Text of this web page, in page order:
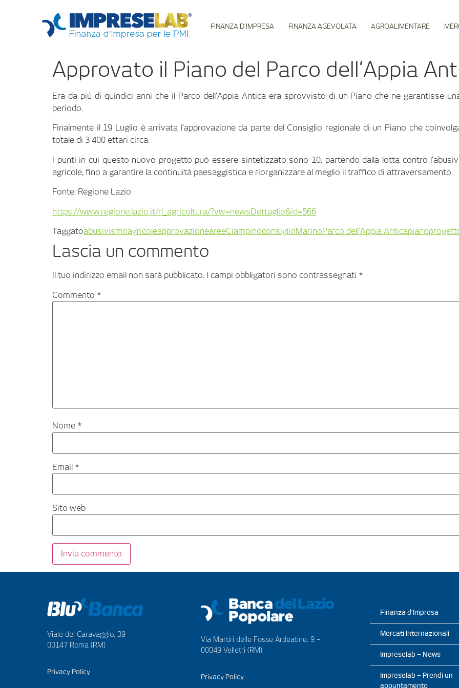
FINANZA D’IMPRESA FINANZA AGEVOLATA AGROALIMENTARE
Approvato il Piano del Parco dell’Appia
Era da più di quindici anni che il Parco dell’Appia Antica era sprovvisto di un Piano che ne garantisse
periodo.
Finalmente il 19 Luglio è arrivata l’approvazione da parte del Consiglio regionale di un Piano che
totale di 3 400 ettari circa.
I punti in cui questo nuovo progetto può essere sintetizzato sono 10, partendo dalla lotta contro
agricole, fino a garantire la continuità paesaggistica e riorganizzare al meglio il traffico di attraversamento.
Fonte: Regione Lazio
https://www.regione.lazio.it/rl_agricoltura/?vw=newsDettaglio&id=566
TaggatoabusivismoagricoleapprovazioneareeCiampinoconsiglioMarinoParco dell'Appia Anticapiano
Lascia un commento
Il tuo indirizzo email non sarà pubblicato. I campi obbligatori sono contrassegnati *
Commento *
Nome *
Email *
Sito web
Viale del Caravaggio, 39
00147 Roma (RM)
Privacy Policy
Via Martiri delle Fosse Ardeatine, 9 –
00049 Velletri (RM)
Privacy Policy
Finanza d’Impresa
Mercati Internazionali
Impreselab – News
Impreselab – Prendi un
appuntamento